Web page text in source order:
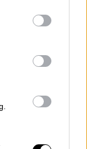
may click to
party tags to
below Google
τη
δράστη